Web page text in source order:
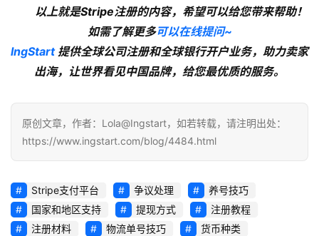
以上就是Stripe注册的内容，希望可以给您带来帮助！
如需了解更多可以在线提问~
lngStart提供全球公司注册和全球银行开户业务，助力卖家
出海，让世界看见中国品牌，给您最优质的服务。
原创文章，作者：Lola@Ingstart，如若转载，请注明出处：
https://www.ingstart.com/blog/4484.html
Stripe支付平台 争议处理
养号技巧
国家和地区支持
提现方式
注册教程
注册材料
物流单号技巧
货币种类